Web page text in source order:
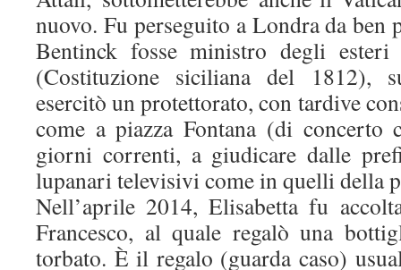
nuovo. Fu perseguito a Londra da
Bentinck fosse ministro degli
(Costituzione siciliana del 1812),
esercitò un protettorato, con tardive
come a piazza Fontana (di concerto
giorni correnti, a giudicare dalle
lupanari televisivi come in quelli della
Nell’aprile 2014, Elisabetta fu
Francesco, al quale regalò una
torbato. È il regalo (guarda caso)